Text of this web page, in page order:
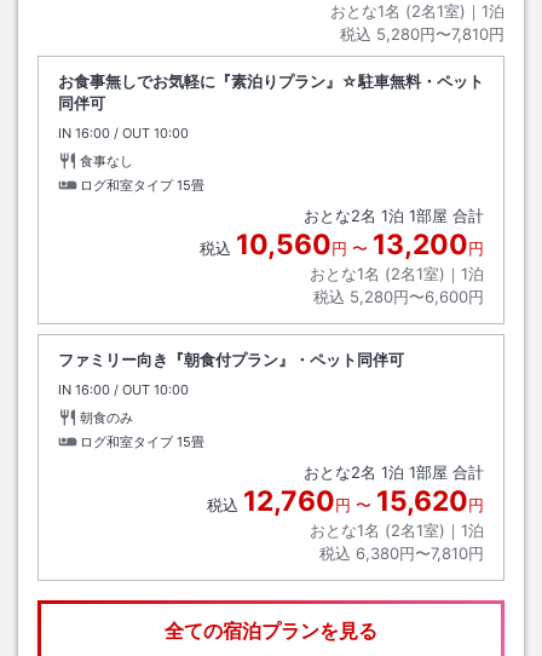
おとな1名 (2名1室)｜ 1泊
税込 5,280円〜7,810円
お食事無しでお気軽に『素泊りプラン』☆駐車無料・ペット
同伴可
IN チェックイン
16:00 / OUT チェックアウト
10:00
食事なし
ログ和室タイプ 15畳
おとな2名 1泊 1部屋 合計
税込 10,560円 〜 13,200円
おとな1名 (2名1室)｜ 1泊
税込 5,280円〜6,600円
ファミリー向き『朝食付プラン』・ペット同伴可
IN チェックイン
16:00 / OUT チェックアウト
10:00
朝食のみ
ログ和室タイプ 15畳
おとな2名 1泊 1部屋 合計
税込 12,760円 〜 15,620円
おとな1名 (2名1室)｜ 1泊
税込 6,380円〜7,810円
全ての宿泊プランを見る